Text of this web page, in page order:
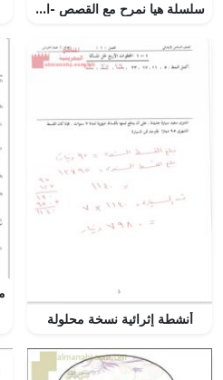
سلسلة هيا نمرح مع القصص -الجزء الثاني (لغة عربية) الثالث
أنشطة إثرائية نسخة محلولة